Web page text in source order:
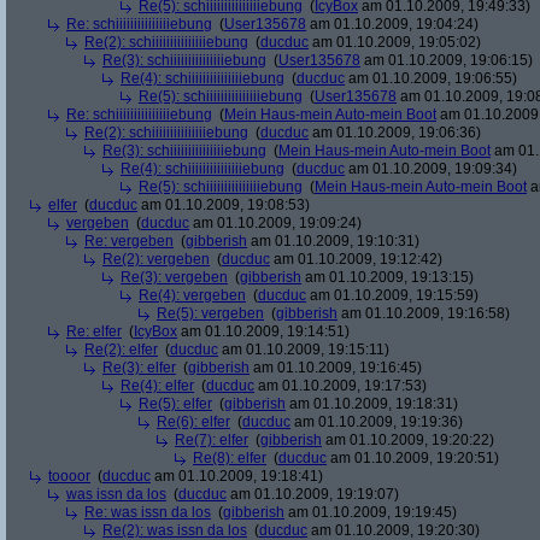
Re(5): schiiiiiiiiiiiiiiiebung ( IcyBox am 01.10.2009, 19:49:33)
Re: schiiiiiiiiiiiiiiiebung (User135678 am 01.10.2009, 19:04:24)
Re(2): schiiiiiiiiiiiiiiiebung (ducduc am 01.10.2009, 19:05:02)
Re(3): schiiiiiiiiiiiiiiiebung (User135678 am 01.10.2009, 19:06:15)
Re(4): schiiiiiiiiiiiiiiiebung (ducduc am 01.10.2009, 19:06:55)
Re(5): schiiiiiiiiiiiiiiiebung (User135678 am 01.10.2009,
Re: schiiiiiiiiiiiiiiiebung (Mein Haus-mein Auto-mein Boot am
Re(2): schiiiiiiiiiiiiiiiebung (ducduc am 01.10.2009, 19:06:36)
Re(3): schiiiiiiiiiiiiiiiebung (Mein Haus-mein Auto-mein Boot am
Re(4): schiiiiiiiiiiiiiiiebung (ducduc am 01.10.2009, 19:09:34)
Re(5): schiiiiiiiiiiiiiiiebung (Mein Haus-mein Auto-mein Boot
elfer (ducduc am 01.10.2009, 19:08:53)
vergeben (ducduc am 01.10.2009, 19:09:24)
Re: vergeben (gibberish am 01.10.2009, 19:10:31)
Re(2): vergeben (ducduc am 01.10.2009, 19:12:42)
Re(3): vergeben (gibberish am 01.10.2009, 19:13:15)
Re(4): vergeben (ducduc am 01.10.2009, 19:15:59)
Re(5): vergeben (gibberish am 01.10.2009, 19:16:58)
Re: elfer ( IcyBox am 01.10.2009, 19:14:51)
Re(2): elfer (ducduc am 01.10.2009, 19:15:11)
Re(3): elfer (gibberish am 01.10.2009, 19:16:45)
Re(4): elfer (ducduc am 01.10.2009, 19:17:53)
Re(5): elfer (gibberish am 01.10.2009, 19:18:31)
Re(6): elfer (ducduc am 01.10.2009, 19:19:36)
Re(7): elfer (gibberish am 01.10.2009, 19:20:22)
Re(8): elfer (ducduc am 01.10.2009, 19:20:51)
toooor (ducduc am 01.10.2009, 19:18:41)
was issn da los (ducduc am 01.10.2009, 19:19:07)
Re: was issn da los (gibberish am 01.10.2009, 19:19:45)
Re(2): was issn da los (ducduc am 01.10.2009, 19:20:30)